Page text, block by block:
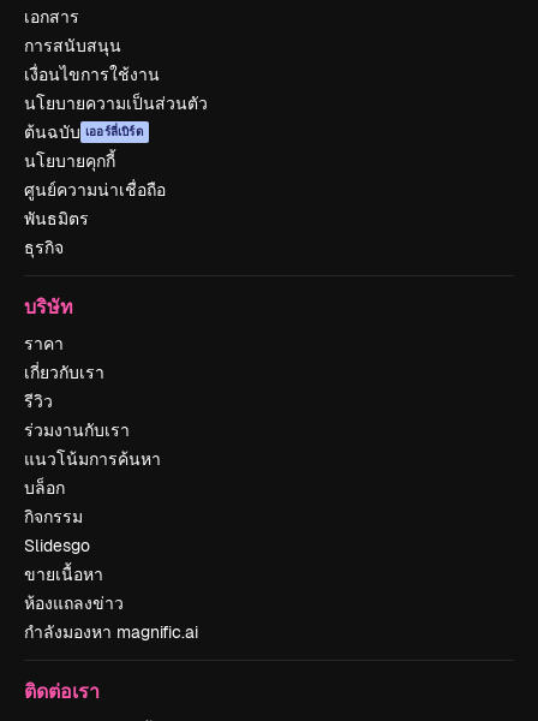
เอกสาร
การสนับสนุน
เงื่อนไขการใช้งาน
นโยบายความเป็นส่วนตัว
ต้นฉบับ เออร์ลี่เบิร์ด
นโยบายคุกกี้
ศูนย์ความน่าเชื่อถือ
พันธมิตร
ธุรกิจ
บริษัท
ราคา
เกี่ยวกับเรา
รีวิว
ร่วมงานกับเรา
แนวโน้มการค้นหา
บล็อก
กิจกรรม
Slidesgo
ขายเนื้อหา
ห้องแถลงข่าว
กำลังมองหา magnific.ai
ติดต่อเรา